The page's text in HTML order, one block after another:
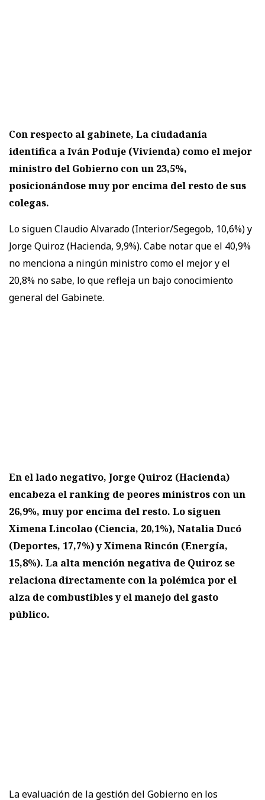
Con respecto al gabinete, La ciudadanía
identifica a Iván Poduje (Vivienda) como el mejor
ministro del Gobierno con un 23,5%,
posicionándose muy por encima del resto de sus
colegas.
Lo siguen Claudio Alvarado (Interior/Segegob, 10,6%) y
Jorge Quiroz (Hacienda, 9,9%). Cabe notar que el 40,9%
no menciona a ningún ministro como el mejor y el
20,8% no sabe, lo que refleja un bajo conocimiento
general del Gabinete.
En el lado negativo, Jorge Quiroz (Hacienda)
encabeza el ranking de peores ministros con un
26,9%, muy por encima del resto. Lo siguen
Ximena Lincolao (Ciencia, 20,1%), Natalia Ducó
(Deportes, 17,7%) y Ximena Rincón (Energía,
15,8%). La alta mención negativa de Quiroz se
relaciona directamente con la polémica por el
alza de combustibles y el manejo del gasto
público.
La evaluación de la gestión del Gobierno en los